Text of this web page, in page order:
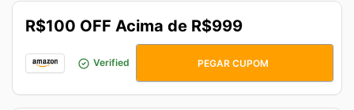
R$100 OFF Acima de R$999
Verified SOMOSPRIME
PEGAR CUPOM